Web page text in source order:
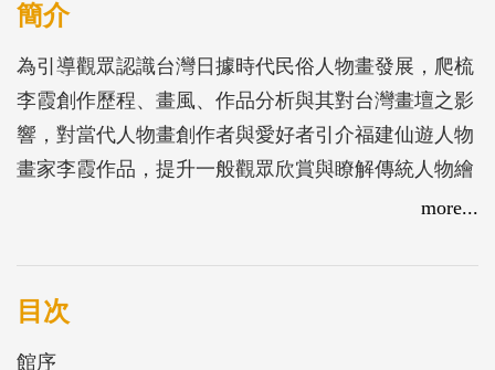
簡介
為引導觀眾認識台灣日據時代民俗人物畫發展，爬梳
李霞創作歷程、畫風、作品分析與其對台灣畫壇之影
響，對當代人物畫創作者與愛好者引介福建仙遊人物
畫家李霞作品，提升一般觀眾欣賞與瞭解傳統人物繪
畫的興趣，對本土先民藝術家與藝術成就之再認識，
為展覽圖錄，包含展品圖片60張，另有施翠峰、沈以
正、胡懿勳等人撰寫之研究專文約35,000字，附錄王
more...
目次
館序